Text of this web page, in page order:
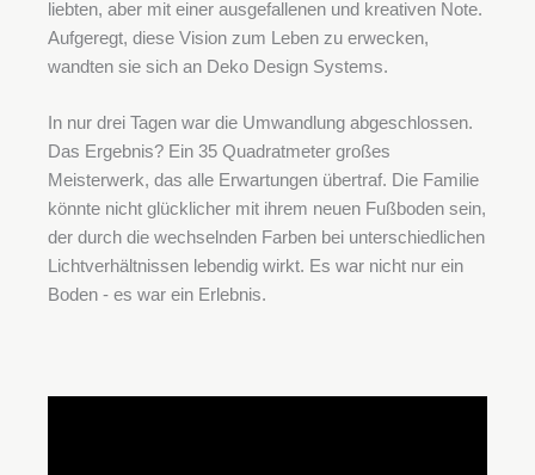
liebten, aber mit einer ausgefallenen und kreativen Note.
Aufgeregt, diese Vision zum Leben zu erwecken,
wandten sie sich an Deko Design Systems.
In nur drei Tagen war die Umwandlung abgeschlossen.
Das Ergebnis? Ein 35 Quadratmeter großes
Meisterwerk, das alle Erwartungen übertraf. Die Familie
könnte nicht glücklicher mit ihrem neuen Fußboden sein,
der durch die wechselnden Farben bei unterschiedlichen
Lichtverhältnissen lebendig wirkt. Es war nicht nur ein
Boden - es war ein Erlebnis.